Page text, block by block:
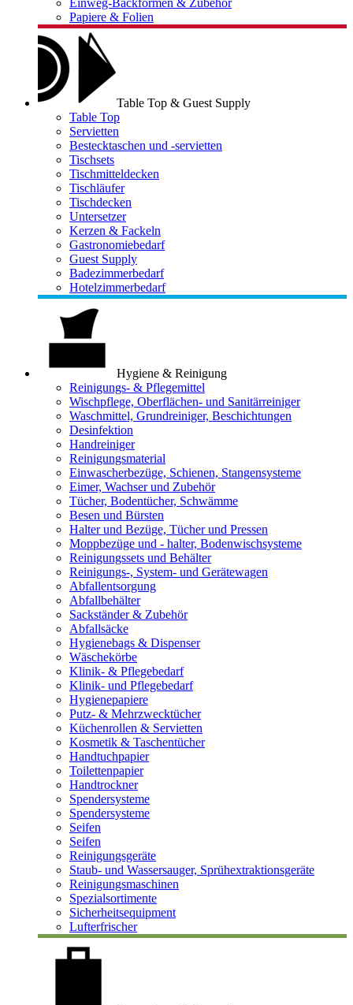
Einweg-Backformen & Zubehör
Papiere & Folien
Table Top & Guest Supply
Table Top
Servietten
Bestecktaschen und -servietten
Tischsets
Tischmitteldecken
Tischläufer
Tischdecken
Untersetzer
Kerzen & Fackeln
Gastronomiebedarf
Guest Supply
Badezimmerbedarf
Hotelzimmerbedarf
Hygiene & Reinigung
Reinigungs- & Pflegemittel
Wischpflege, Oberflächen- und Sanitärreiniger
Waschmittel, Grundreiniger, Beschichtungen
Desinfektion
Handreiniger
Reinigungsmaterial
Einwascherbezüge, Schienen, Stangensysteme
Eimer, Wachser und Zubehör
Tücher, Bodentücher, Schwämme
Besen und Bürsten
Halter und Bezüge, Tücher und Pressen
Moppbezüge und - halter, Bodenwischsysteme
Reinigungssets und Behälter
Reinigungs-, System- und Gerätewagen
Abfallentsorgung
Abfallbehälter
Sackständer & Zubehör
Abfallsäcke
Hygienebags & Dispenser
Wäschekörbe
Klinik- & Pflegebedarf
Klinik- und Pflegebedarf
Hygienepapiere
Putz- & Mehrzwecktücher
Küchenrollen & Servietten
Kosmetik & Taschentücher
Handtuchpapier
Toilettenpapier
Handtrockner
Spendersysteme
Spendersysteme
Seifen
Seifen
Reinigungsgeräte
Staub- und Wassersauger, Sprühextraktionsgeräte
Reinigungsmaschinen
Spezialsortimente
Sicherheitsequipment
Lufterfrischer